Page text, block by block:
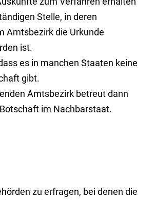
Stelle, in deren
Amtsbezirk die Urkunde
ist.
es in manchen Staaten keine
gibt.
Amtsbezirk betreut dann
im Nachbarstaat.
zu erfragen, bei denen die